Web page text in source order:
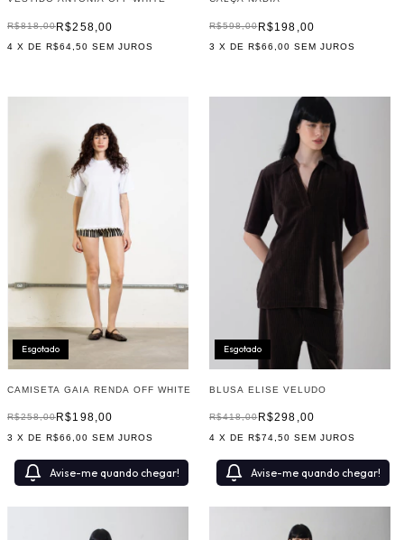
R$258,00
R$818,00
4 X DE R$64,50 SEM JUROS
R$198,00
R$598,00
3 X DE R$66,00 SEM JUROS
Esgotado
CAMISETA GAIA RENDA OFF WHITE
R$198,00
R$258,00
3 X DER$66,00 SEM JUROS
Avise-me quando chegar!
Esgotado
BLUSA ELISE VELUDO
R$298,00
R$418,00
4 X DE R$74,50 SEM JUROS
Avise-me quando chegar!